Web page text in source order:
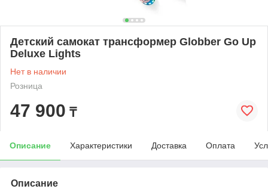
Детский самокат трансформер Globber Go Up
Deluxe Lights
Нет в наличии
Розница
47 900 ₸
Описание Характеристики Доставка Оплата
Описание